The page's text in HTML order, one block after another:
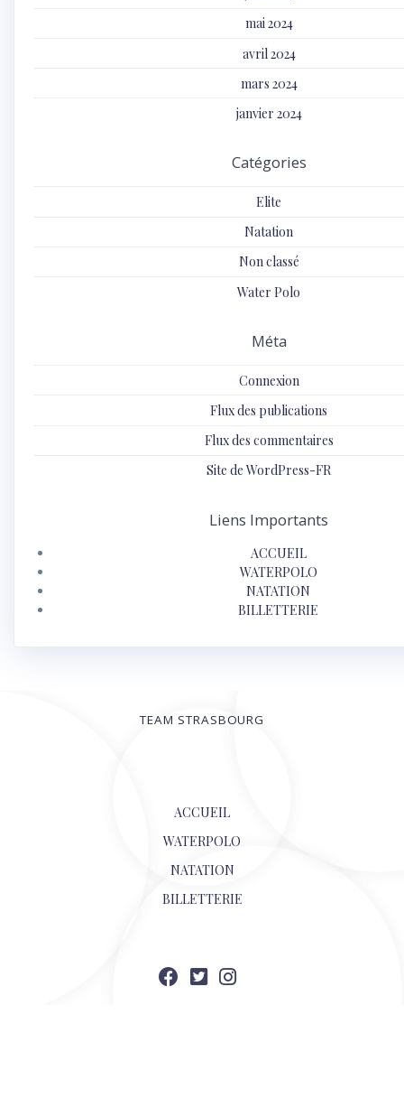
mai 2024
avril 2024
mars 2024
janvier 2024
Catégories
Elite
Natation
Non classé
Water Polo
Méta
Connexion
Flux des publications
Flux des commentaires
Site de WordPress-FR
Liens Importants
ACCUEIL
WATERPOLO
NATATION
BILLETTERIE
TEAM STRASBOURG
ACCUEIL
WATERPOLO
NATATION
BILLETTERIE